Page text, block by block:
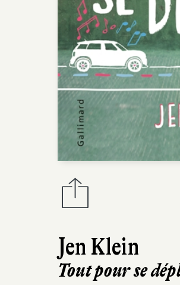
Jen Klein
Tout pour se